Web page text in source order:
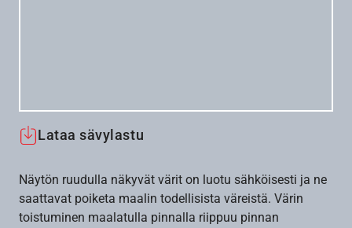
Lataa sävylastu
Näytön ruudulla näkyvät värit on luotu sähköisesti ja ne
saattavat poiketa maalin todellisista väreistä. Värin
toistuminen maalatulla pinnalla riippuu pinnan